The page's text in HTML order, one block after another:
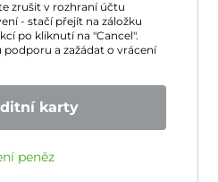
zrušit v rozhraní účtu
- stačí přejít na záložku
po kliknutí na "Cancel".
a zažádat o vrácení
karty
peněz